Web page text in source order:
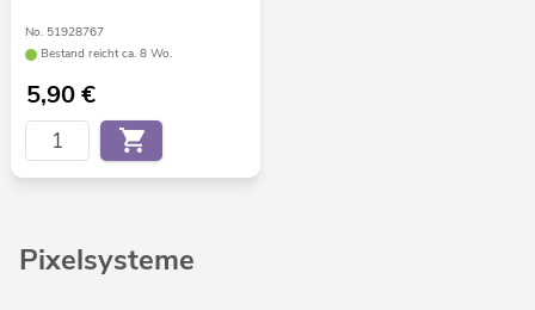
No. 51928767
Bestand reicht ca. 8 Wo.
5,90€
Pixelsysteme